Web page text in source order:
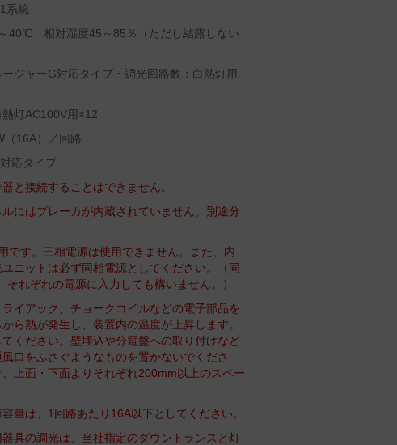
系統
40℃ 相対湿度45～85％（ただし結露しない
ジャーG対応タイプ・調光回路数：白熱灯用
灯AC100V用×12
16A）／回路
応タイプ
と接続することはできません。
にはブレーカが内蔵されていません。別途分
です。三相電源は使用できません。また、内
ニットは必ず同相電源としてください。（同
それぞれの電源に入力しても構いません。）
イアック、チョークコイルなどの電子部品を
ら熱が発生し、装置内の温度が上昇します。
ください。壁埋込や分電盤への取り付けなど
口をふさぐようなものを置かないでくださ
上面・下面よりそれぞれ200mm以上のスペー
量は、1回路あたり16A以下としてください。
具の調光は、当社指定のダウントランスと灯